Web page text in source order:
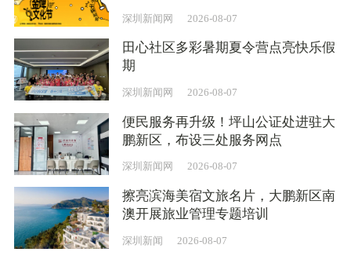
深圳新闻网 2026-08-07
田心社区多彩暑期夏令营点亮快乐假
期
深圳新闻网 2026-08-07
便民服务再升级！坪山公证处进驻大
鹏新区，布设三处服务网点
深圳新闻网 2026-08-07
擦亮滨海美宿文旅名片，大鹏新区南
澳开展旅业管理专题培训
深圳新闻 2026-08-07